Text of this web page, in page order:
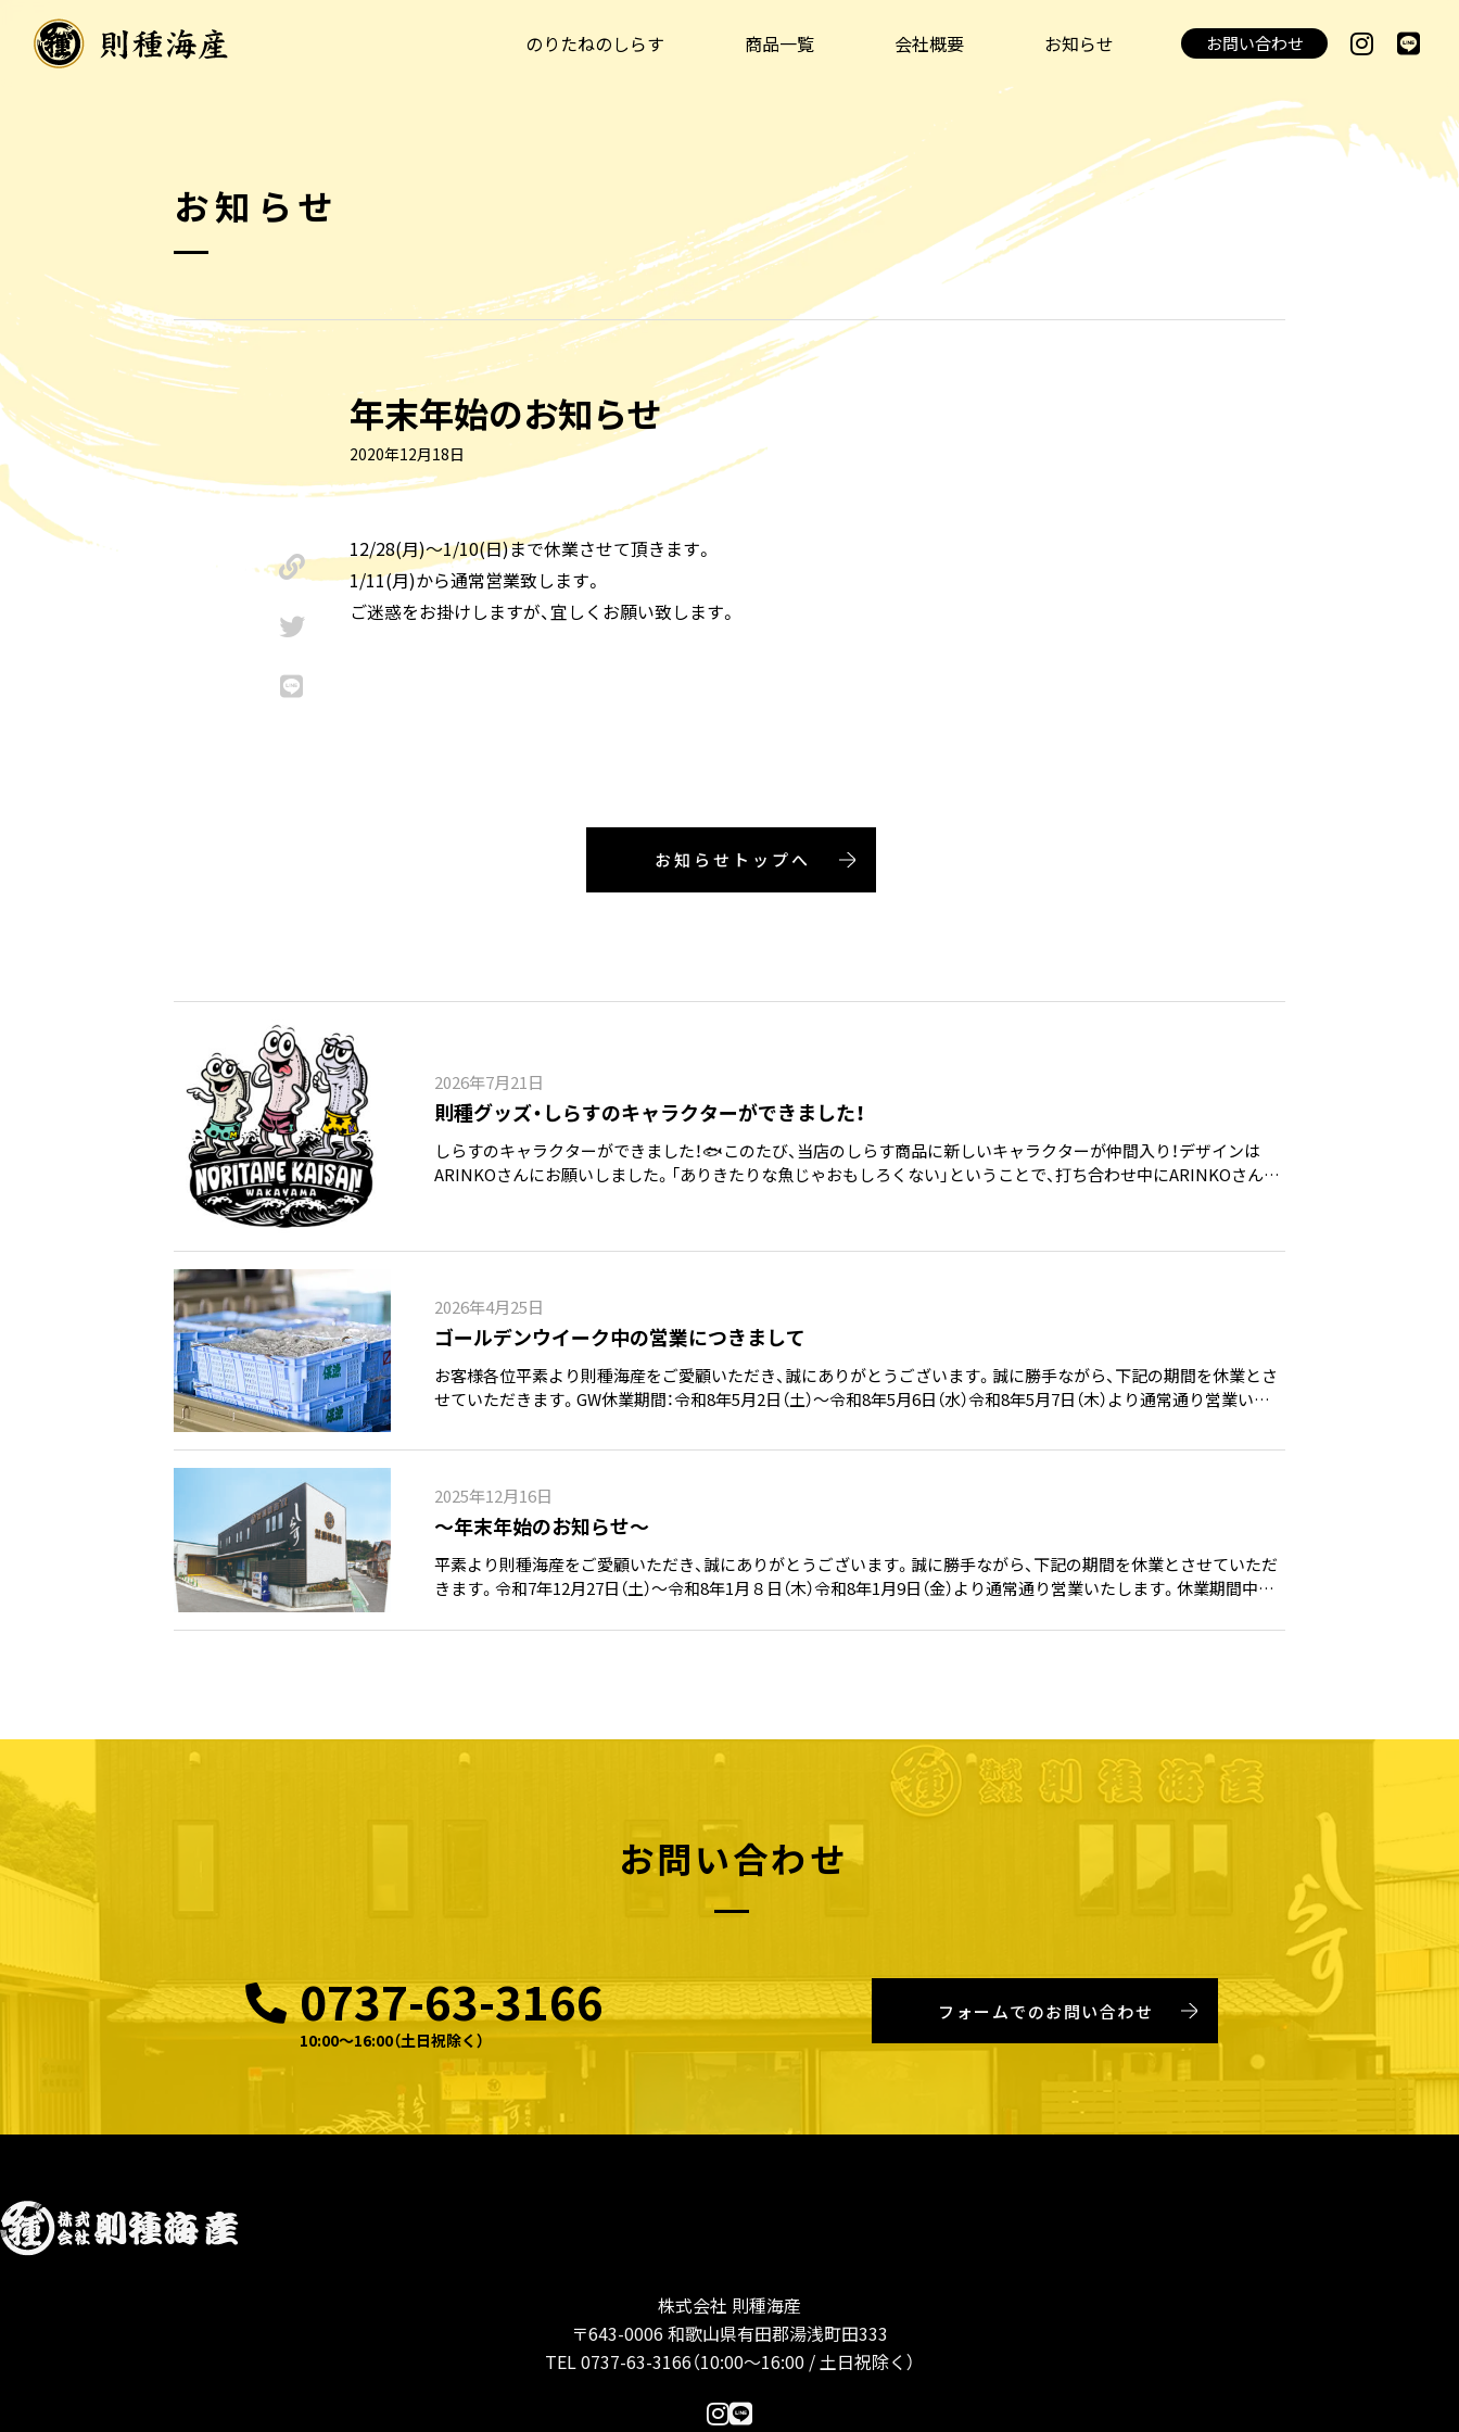
のりたねのしらす 商品一覧 会社概要 お知らせ お問い合わせ
お知らせ
年末年始のお知らせ
2020年12月18日
12/28(月)～1/10(日)まで休業させて頂きます。
1/11(月)から通常営業致します。
ご迷惑をお掛けしますが、宜しくお願い致します。
お知らせトップへ
2026年7月21日
則種グッズ・しらすのキャラクターができました！
しらすのキャラクターができました！🐟このたび、当店のしらす商品に新しいキャラクターが仲間入り！デザインは
ARINKOさんにお願いしました。「ありきたりな魚じゃおもしろくない」ということで、打ち合わせ中にARINKOさんが
2026年4月25日
ゴールデンウイーク中の営業につきまして
お客様各位平素より則種海産をご愛顧いただき、誠にありがとうございます。誠に勝手ながら、下記の期間を休業とさ
せていただきます。GW休業期間：令和8年5月2日（土）～令和8年5月6日（水）令和8年5月7日（木）より通常通り営業いた
より順次対応させていただきます。ご不便をおかけいたしますが、何卒ご
2025年12月16日
～年末年始のお知らせ～
平素より則種海産をご愛顧いただき、誠にありがとうございます。誠に勝手ながら、下記の期間を休業とさせていただ
きます。令和7年12月27日（土）～令和8年1月８日（木）令和8年1月9日（金）より通常通り営業いたします。休業期間中も
ただきます。ご不便をおかけいたしますが、何卒ご理解のほどよろしくお
お問い合わせ
0737-63-3166
10:00〜16:00（土日祝除く）
フォームでのお問い合わせ
株式会社 則種海産
〒643-0006 和歌山県有田郡湯浅町田333
TEL 0737-63-3166（10:00〜16:00 / 土日祝除く）